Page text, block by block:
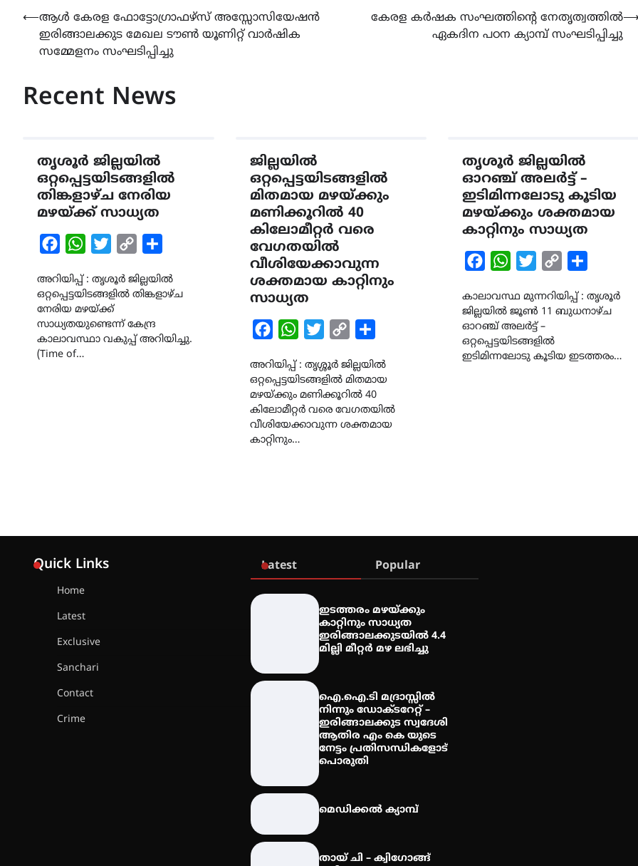
Post
navigation
⟵ആൾ കേരള ഫോട്ടോഗ്രാഫഴ്സ് അസ്സോസിയേഷൻ
ഇരിങ്ങാലക്കുട മേഖല ടൗൺ യൂണിറ്റ് വാർഷിക
സമ്മേളനം സംഘടിപ്പിച്ചു
കേരള കർഷക സംഘത്തിന്‍റെ നേതൃത്വത്തിൽ
ഏകദിന പഠന ക്യാമ്പ് സംഘടിപ്പിച്ചു
Recent News
തൃശൂർ ജില്ലയിൽ
ഒറ്റപ്പെട്ടയിടങ്ങളിൽ
തിങ്കളാഴ്ച നേരിയ
മഴയ്ക്ക് സാധ്യത
FacebookWhatsAppTwitterCopy
അറിയിപ്പ് : തൃശൂർ ജില്ലയിൽ
ഒറ്റപ്പെട്ടയിടങ്ങളിൽ തിങ്കളാഴ്ച
നേരിയ മഴയ്ക്ക്
സാധ്യതയുണ്ടെന്ന് കേന്ദ്ര
കാലാവസ്ഥാ വകുപ്പ് അറിയിച്ചു.
(Time of…
ജില്ലയിൽ
ഒറ്റപ്പെട്ടയിടങ്ങളിൽ
മിതമായ മഴയ്ക്കും
മണിക്കൂറിൽ 40
കിലോമീറ്റർ വരെ
വേഗതയിൽ
വീശിയേക്കാവുന്ന
ശക്തമായ കാറ്റിനും
സാധ്യത
FacebookWhatsAppTwitterCopy
അറിയിപ്പ് : തൃശ്ശൂർ ജില്ലയിൽ
ഒറ്റപ്പെട്ടയിടങ്ങളിൽ മിതമായ
മഴയ്ക്കും മണിക്കൂറിൽ 40
കിലോമീറ്റർ വരെ വേഗതയിൽ
വീശിയേക്കാവുന്ന ശക്തമായ
കാറ്റിനും…
തൃശൂർ ജില്ലയിൽ
ഓറഞ്ച് അലർട്ട് –
ഇടിമിന്നലോടു കൂടിയ
മഴയ്ക്കും ശക്തമായ
കാറ്റിനും സാധ്യത
FacebookWhatsAppTwitterCopy
കാലാവസ്ഥ മുന്നറിയിപ്പ് : തൃശൂർ
ജില്ലയിൽ ജൂൺ 11 ബുധനാഴ്ച
ഓറഞ്ച് അലർട്ട് –
ഒറ്റപ്പെട്ടയിടങ്ങളിൽ
ഇടിമിന്നലോടു കൂടിയ ഇടത്തരം…
August 6, 2026
Quick Links
Home
Latest
Exclusive
Sanchari
Contact
Crime
Latest Popular
ഇടത്തരം മഴയ്ക്കും
കാറ്റിനും സാധ്യത
ഇരിങ്ങാലക്കുടയിൽ 4.4
മില്ലി മീറ്റർ മഴ ലഭിച്ചു
ഐ.ഐ.ടി മദ്രാസ്സിൽ
നിന്നും ഡോക്ടറേറ്റ് –
ഇരിങ്ങാലക്കുട സ്വദേശി
ആതിര എം കെ യുടെ
നേട്ടം പ്രതിസന്ധികളോട്
പൊരുതി
മെഡിക്കൽ ക്യാമ്പ്
തായ് ചി – ക്വിഗോങ്ങ്